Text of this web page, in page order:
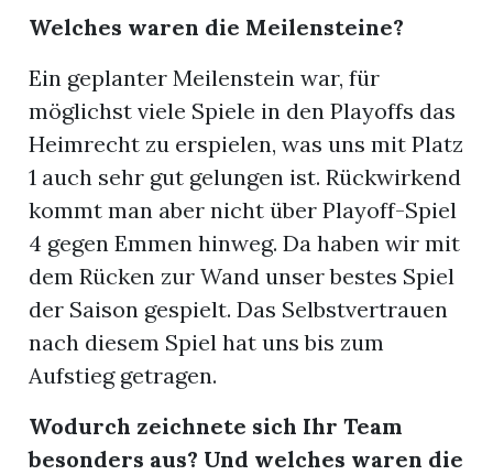
Welches waren die Meilensteine?
Ein geplanter Meilenstein war, für
möglichst viele Spiele in den Playoffs das
Heimrecht zu erspielen, was uns mit Platz
1 auch sehr gut gelungen ist. Rückwirkend
kommt man aber nicht über Playoff-Spiel
4 gegen Emmen hinweg. Da haben wir mit
dem Rücken zur Wand unser bestes Spiel
der Saison gespielt. Das Selbstvertrauen
nach diesem Spiel hat uns bis zum
Aufstieg getragen.
Wodurch zeichnete sich Ihr Team
besonders aus? Und welches waren die